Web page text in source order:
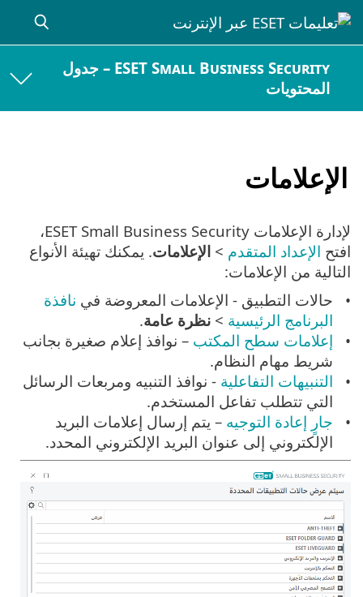
ESET Small Business Security – جدول
المحتويات
الإعلامات
لإدارة الإعلامات ESET Small Business Security،
افتح الإعداد المتقدم > الإعلامات. يمكنك تهيئة الأنواع
التالية من الإعلامات:
حالات التطبيق - الإعلامات المعروضة في نافذة
البرنامج الرئيسية >نظرة عامة.
إعلامات سطح المكتب – نوافذ إعلام صغيرة بجانب
شريط مهام النظام.
التنبيهات التفاعلية - نوافذ التنبيه ومربعات الرسائل
التي تتطلب تفاعل المستخدم.
جارٍ إعادة التوجيه – يتم إرسال إعلامات البريد
الإلكتروني إلى عنوان البريد الإلكتروني المحدد.